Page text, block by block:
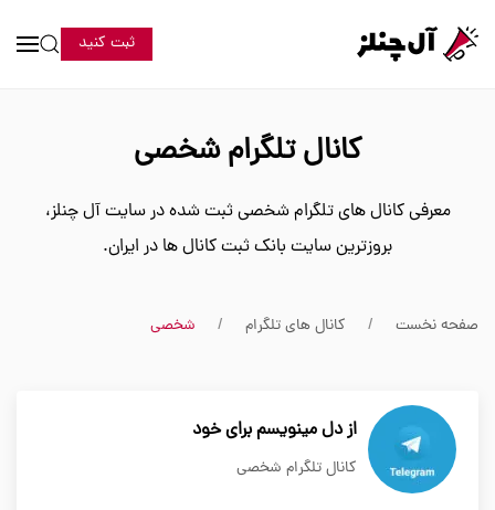
ثبت کنید
کانال تلگرام شخصی
معرفی کانال های تلگرام شخصی ثبت شده در سایت آل چنلز،
بروزترین سایت بانک ثبت کانال ها در ایران.
صفحه نخست کانال های تلگرام شخصی
از دل مینویسم برای خود
کانال تلگرام شخصی